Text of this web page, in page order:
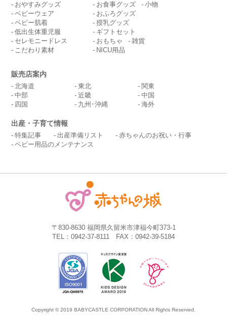
おやすみグッズ
ベビーウェア
ベビー肌着
低出生体重児服
セレモニードレス
こだわり素材
お食事グッズ
小物
おふろグッズ
授乳グッズ
ギフトセット
おもちゃ
雑貨
NICU用品
販売店案内
北海道 東北
関東
中部
近畿
中国
四国
九州･沖縄 海外
出産・子育て情報
特集記事 出産準備リスト
赤ちゃんのお祝い・行事
ベビー用品のメンテナンス
〒830-8630 福岡県久留米市津福今町373-1
TEL：0942-37-8111 FAX：0942-39-5184
Copyright © 2019 BABYCASTLE CORPORATION All Rights Reserved.